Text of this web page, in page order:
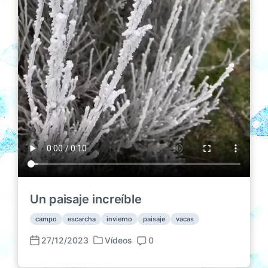
Un paisaje increíble
campo escarcha invierno paisaje vacas
F
27/12/2023
P
Vídeos
C
0